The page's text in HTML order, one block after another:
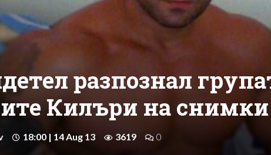
разпознал
Килъри на снимки
18:00 | 14 Aug 13 3619 0